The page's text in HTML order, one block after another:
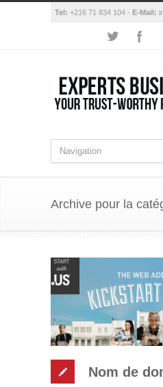
Tel: +216 71 834 104 - E-Mail:
Archive pour la
Nom de